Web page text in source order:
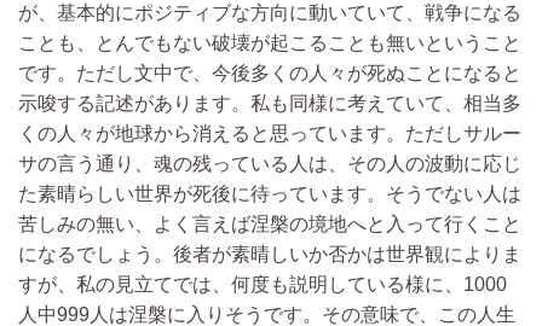
が、基本的にポジティブな方向に動いていて、戦争になる
ことも、とんでもない破壊が起こることも無いということ
です。ただし文中で、今後多くの人々が死ぬことになると
示唆する記述があります。私も同様に考えていて、相当多
くの人々が地球から消えると思っています。ただしサルー
サの言う通り、魂の残っている人は、その人の波動に応じ
た素晴らしい世界が死後に待っています。そうでない人は
苦しみの無い、よく言えば涅槃の境地へと入って行くこと
になるでしょう。後者が素晴しいか否かは世界観によりま
すが、私の見立てでは、何度も説明している様に、1000
人中999人は涅槃に入りそうです。その意味で、この人生